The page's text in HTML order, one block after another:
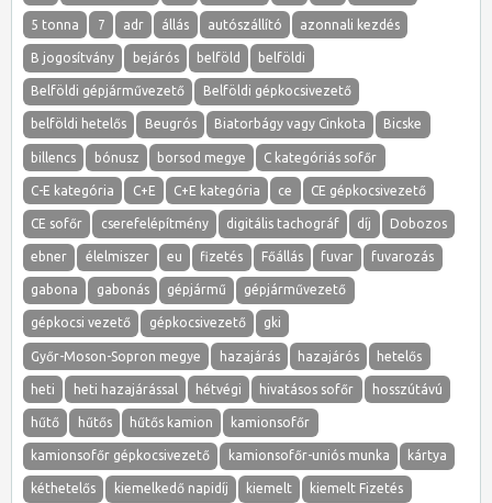
5 tonna 7 adr állás autószállító azonnali kezdés
B jogosítvány bejárós belföld belföldi
Belföldi gépjárművezető Belföldi gépkocsivezető
belföldi hetelős Beugrós Biatorbágy vagy Cinkota Bicske
billencs bónusz borsod megye C kategóriás sofőr
C-E kategória C+E C+E kategória ce CE gépkocsivezető
CE sofőr cserefelépítmény digitális tachográf díj Dobozos
ebner élelmiszer eu fizetés Főállás fuvar fuvarozás
gabona gabonás gépjármű gépjárművezető
gépkocsi vezető gépkocsivezető gki
Győr-Moson-Sopron megye hazajárás hazajárós hetelős
heti heti hazajárással hétvégi hivatásos sofőr hosszútávú
hűtő hűtős hűtős kamion kamionsofőr
kamionsofőr gépkocsivezető kamionsofőr-uniós munka kártya
kéthetelős kiemelkedő napidíj kiemelt kiemelt Fizetés